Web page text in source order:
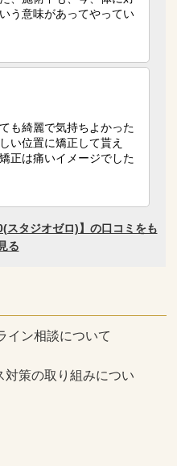
イン相談について
対策の取り組みについ